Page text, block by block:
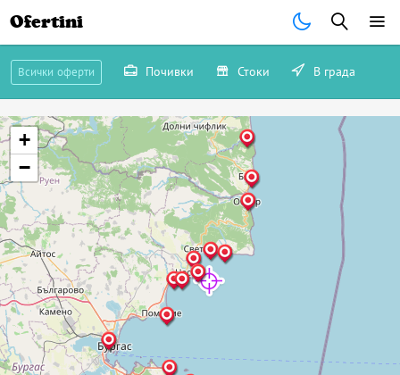
Ofertini
Всички оферти Почивки Стоки В града
+
−